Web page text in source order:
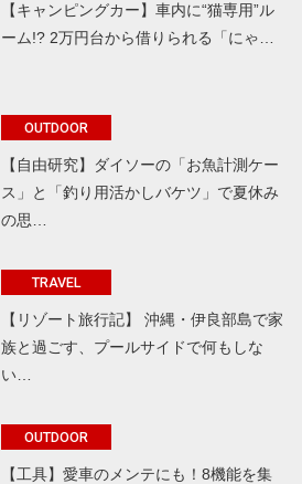
【キャンピングカー】車内に“猫専用”ル
ーム!? 2万円台から借りられる「にゃ…
OUTDOOR
【自由研究】ダイソーの「お魚計測ケー
ス」と「釣り用活かしバケツ」で夏休み
の思…
TRAVEL
【リゾート旅行記】 沖縄・伊良部島で家
族と過ごす、プールサイドで何もしな
い…
OUTDOOR
【工具】愛車のメンテにも！8機能を集